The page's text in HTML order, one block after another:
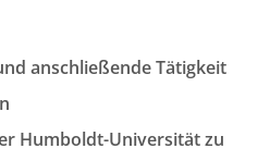
anschließende Tätigkeit
Humboldt-Universität zu